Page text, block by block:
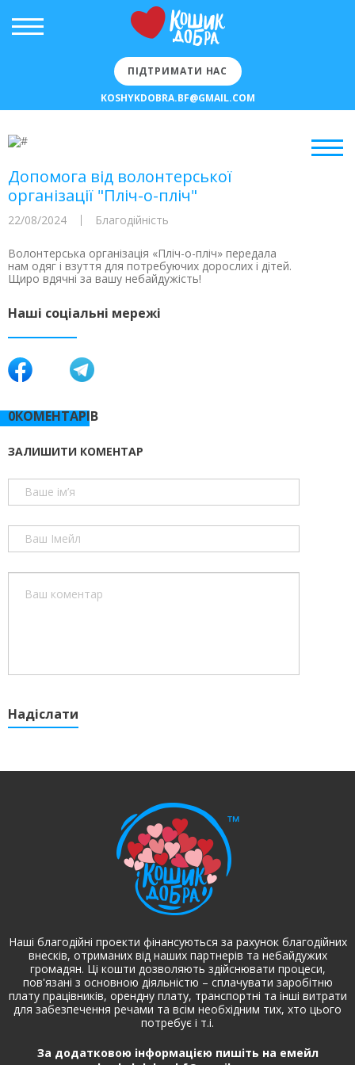
ПІДТРИМАТИ НАС
KOSHYKDOBRA.BF@GMAIL.COM
Допомога від волонтерської
організації "Пліч-о-пліч"
22/08/2024 Благодійність
Волонтерська організація «Пліч-о-пліч» передала
нам одяг і взуття для потребуючих дорослих і дітей.
Щиро вдячні за вашу небайдужість!
Наші соціальні мережі
0КОМЕНТАРІВ
ЗАЛИШИТИ КОМЕНТАР
Надіслати
Наші благодійні проекти фінансуються за рахунок благодійних
внесків, отриманих від наших партнерів та небайдужих
громадян. Ці кошти дозволяють здійснювати процеси,
пов'язані з основною діяльністю – сплачувати заробітню
плату працівників, орендну плату, транспортні та інші витрати
для забезпечення речами та всім необхідним тих, хто цього
потребує і т.і.
За додатковою інформацією пишіть на емейл